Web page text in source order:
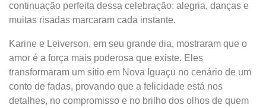
continuação perfeita dessa celebração: alegria, danças e
muitas risadas marcaram cada instante.
Karine e Leiverson, em seu grande dia, mostraram que o
amor é a força mais poderosa que existe. Eles
transformaram um sítio em Nova Iguaçu no cenário de um
conto de fadas, provando que a felicidade está nos
detalhes, no compromisso e no brilho dos olhos de quem